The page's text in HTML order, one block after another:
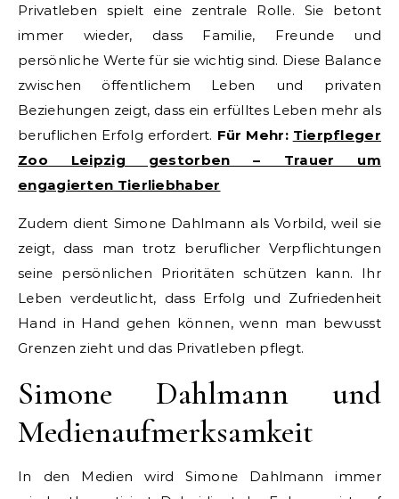
Privatleben spielt eine zentrale Rolle. Sie betont
immer wieder, dass Familie, Freunde und
persönliche Werte für sie wichtig sind. Diese Balance
zwischen öffentlichem Leben und privaten
Beziehungen zeigt, dass ein erfülltes Leben mehr als
beruflichen Erfolg erfordert. Für Mehr: Tierpfleger
Zoo Leipzig gestorben – Trauer um
engagierten Tierliebhaber
Zudem dient Simone Dahlmann als Vorbild, weil sie
zeigt, dass man trotz beruflicher Verpflichtungen
seine persönlichen Prioritäten schützen kann. Ihr
Leben verdeutlicht, dass Erfolg und Zufriedenheit
Hand in Hand gehen können, wenn man bewusst
Grenzen zieht und das Privatleben pflegt.
Simone Dahlmann und
Medienaufmerksamkeit
In den Medien wird Simone Dahlmann immer